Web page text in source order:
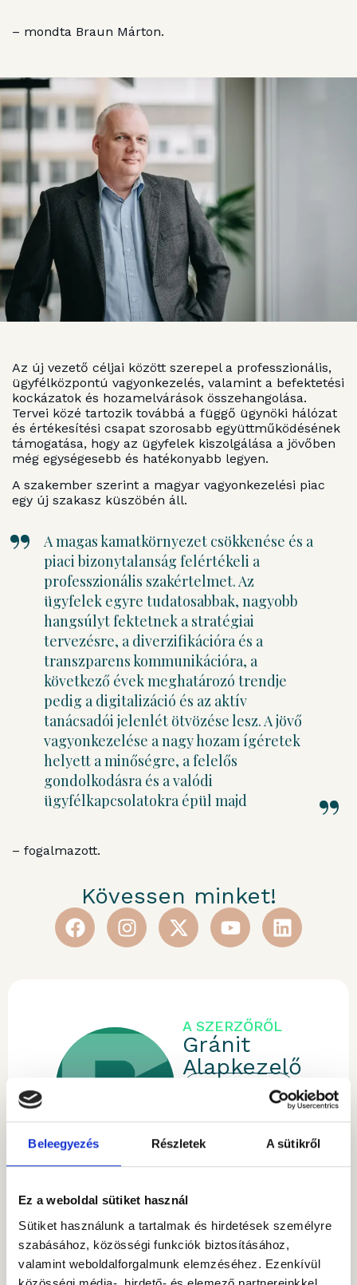
Beleegyezés Részletek A sütikről
Ez a weboldal sütiket használ
Sütiket használunk a tartalmak és hirdetések személyre
szabásához, közösségi funkciók biztosításához,
valamint weboldalforgalmunk elemzéséhez. Ezenkívül
– mondta Braun Márton.
Az új vezető céljai között szerepel a professzionális,
ügyfélközpontú vagyonkezelés, valamint a befektetési
kockázatok és hozamelvárások összehangolása.
Tervei közé tartozik továbbá a függő ügynöki hálózat
és értékesítési csapat szorosabb együttműködésének
támogatása, hogy az ügyfelek kiszolgálása a jövőben
még egységesebb és hatékonyabb legyen.
A szakember szerint a magyar vagyonkezelési piac
egy új szakasz küszöbén áll.
A magas kamatkörnyezet csökkenése és a
piaci bizonytalanság felértékeli a
professzionális szakértelmet. Az
ügyfelek egyre tudatosabbak, nagyobb
hangsúlyt fektetnek a stratégiai
tervezésre, a diverzifikációra és a
transzparens kommunikációra, a
következő évek meghatározó trendje
pedig a digitalizáció és az aktív
tanácsadói jelenlét ötvözése lesz. A jövő
vagyonkezelése a nagy hozam ígéretek
helyett a minőségre, a felelős
gondolkodásra és a valódi
ügyfélkapcsolatokra épül majd
– fogalmazott.
Kövessen minket!
A SZERZŐRŐL
Gránit
Alapkezelő
SZERZŐ CIKKEI
Kérdése van?